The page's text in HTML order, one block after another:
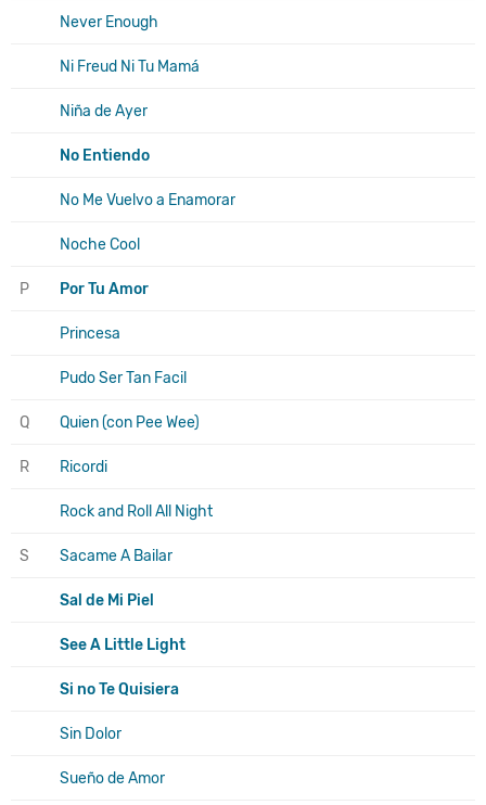
Never Enough
Ni Freud Ni Tu Mamá
Niña de Ayer
No Entiendo
No Me Vuelvo a Enamorar
Noche Cool
P Por Tu Amor
Princesa
Pudo Ser Tan Facil
Q Quien (con Pee Wee)
R Ricordi
Rock and Roll All Night
S Sacame A Bailar
Sal de Mi Piel
See A Little Light
Si no Te Quisiera
Sin Dolor
Sueño de Amor